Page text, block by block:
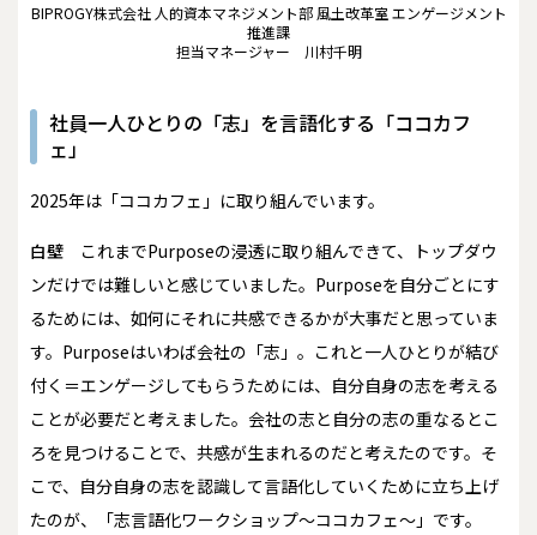
BIPROGY株式会社 人的資本マネジメント部 風土改革室 エンゲージメント
推進課
担当マネージャー 川村千明
社員一人ひとりの「志」を言語化する「ココカフ
ェ」
――2025年は「ココカフェ」に取り組んでいます。
白壁
これまでPurposeの浸透に取り組んできて、トップダウ
ンだけでは難しいと感じていました。Purposeを自分ごとにす
るためには、如何にそれに共感できるかが大事だと思っていま
す。Purposeはいわば会社の「志」。これと一人ひとりが結び
付く＝エンゲージしてもらうためには、自分自身の志を考える
ことが必要だと考えました。会社の志と自分の志の重なるとこ
ろを見つけることで、共感が生まれるのだと考えたのです。そ
こで、自分自身の志を認識して言語化していくために立ち上げ
たのが、「志言語化ワークショップ～ココカフェ～」です。